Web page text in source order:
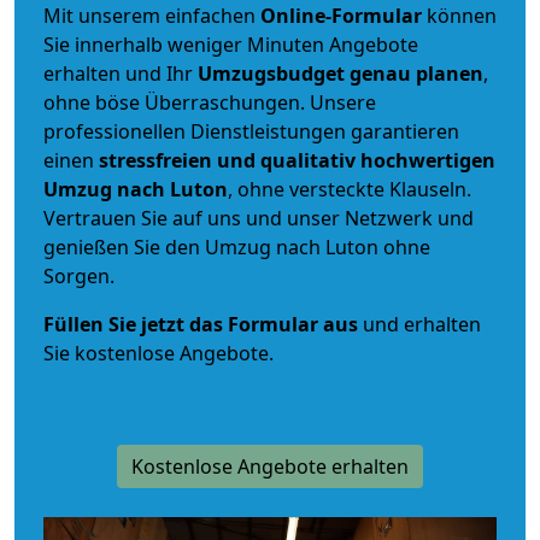
Mit unserem einfachen Online-Formular können
Sie innerhalb weniger Minuten Angebote
erhalten und Ihr Umzugsbudgetgenau planen,
ohne böse Überraschungen. Unsere
professionellen Dienstleistungen garantieren
einen stressfreien und qualitativ hochwertigen
Umzug nach Luton, ohne versteckte Klauseln.
Vertrauen Sie auf uns und unser Netzwerk und
genießen Sie den Umzug nach Luton ohne
Sorgen.
Füllen Sie jetzt das Formular aus und erhalten
Sie kostenlose Angebote.
Kostenlose Angebote erhalten